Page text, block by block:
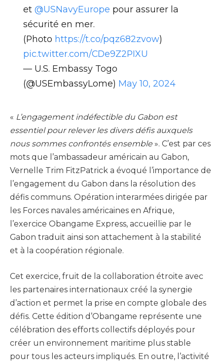
et @USNavyEurope pour assurer la
sécurité en mer.
(Photo https://t.co/pqz682zvow)
pic.twitter.com/CDe9Z2PIXU
— U.S. Embassy Togo
(@USEmbassyLome) May 10, 2024
« L’engagement indéfectible du Gabon est
essentiel pour relever les divers défis auxquels
nous sommes confrontés ensemble ». C’est par ces
mots que l’ambassadeur américain au Gabon,
Vernelle Trim FitzPatrick a évoqué l’importance de
l’engagement du Gabon dans la résolution des
défis communs. Opération interarmées dirigée par
les Forces navales américaines en Afrique,
l’exercice Obangame Express, accueillie par le
Gabon traduit ainsi son attachement à la stabilité
et à la coopération régionale.
Cet exercice, fruit de la collaboration étroite avec
les partenaires internationaux créé la synergie
d’action et permet la prise en compte globale des
défis. Cette édition d’Obangame représente une
célébration des efforts collectifs déployés pour
créer un environnement maritime plus stable
pour tous les acteurs impliqués. En outre, l’activité